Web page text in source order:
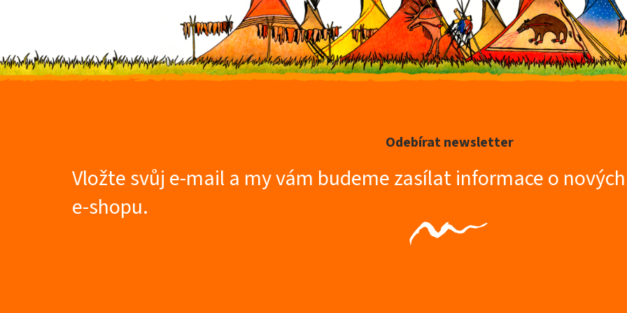
y
v
ý
p
i
Odebírat newsletter
Vložte svůj e-mail a my vám budeme zasílat informace o
e-shopu.